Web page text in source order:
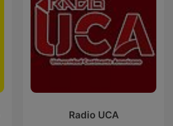
Radio UCA